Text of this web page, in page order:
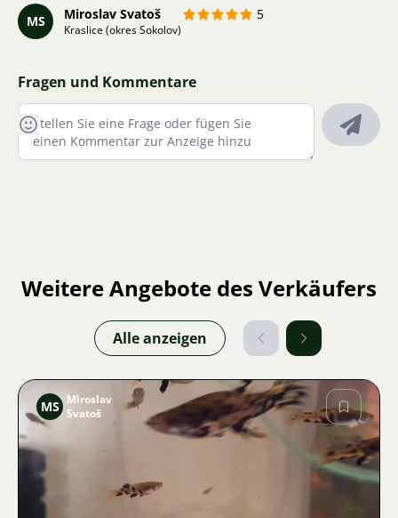
MS Miroslav Svatoš 5
Kraslice (okres Sokolov)
Fragen und Kommentare
Weitere Angebote des Verkäufers
Alle anzeigen
MS Miroslav
Svatoš